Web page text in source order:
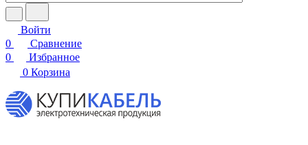
Войти
0
Сравнение
0
Избранное
0 Корзина